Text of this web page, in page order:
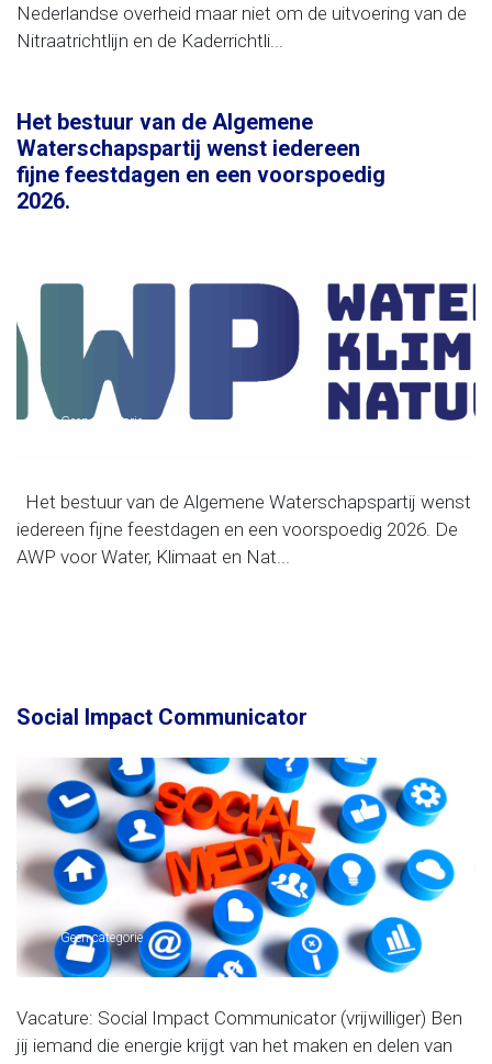
Nederlandse overheid maar niet om de uitvoering van de
Nitraatrichtlijn en de Kaderrichtli...
Het bestuur van de Algemene
Waterschapspartij wenst iedereen
fijne feestdagen en een voorspoedig
2026.
Geen categorie
Het bestuur van de Algemene Waterschapspartij wenst
iedereen fijne feestdagen en een voorspoedig 2026. De
AWP voor Water, Klimaat en Nat...
Social Impact Communicator
Geen categorie
Vacature: Social Impact Communicator (vrijwilliger) Ben
jij iemand die energie krijgt van het maken en delen van